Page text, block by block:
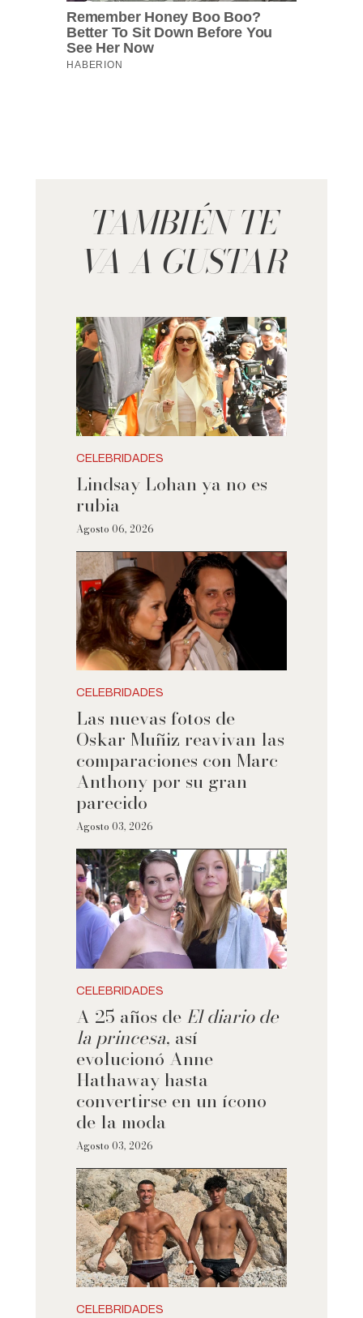
TAMBIÉN TE
VA A GUSTAR
CELEBRIDADES
Lindsay Lohan ya no es
rubia
Agosto 06, 2026
CELEBRIDADES
Las nuevas fotos de
Oskar Muñiz reavivan las
comparaciones con Marc
Anthony por su gran
parecido
Agosto 03, 2026
CELEBRIDADES
A 25 años de El diario de
la princesa, así
evolucionó Anne
Hathaway hasta
convertirse en un ícono
de la moda
Agosto 03, 2026
CELEBRIDADES